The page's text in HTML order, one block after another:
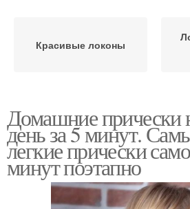
Красивые локоны
Локоны при помощи
Косы на длинные
волосы
Домашние прически
день за 5 минут.
легкие прически
минут поэтапно